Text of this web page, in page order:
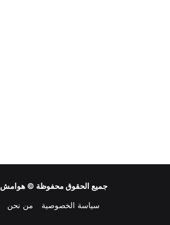
جميع الحقوق محفوظة © هوامش290
سياسة الخصوصية
من نحن